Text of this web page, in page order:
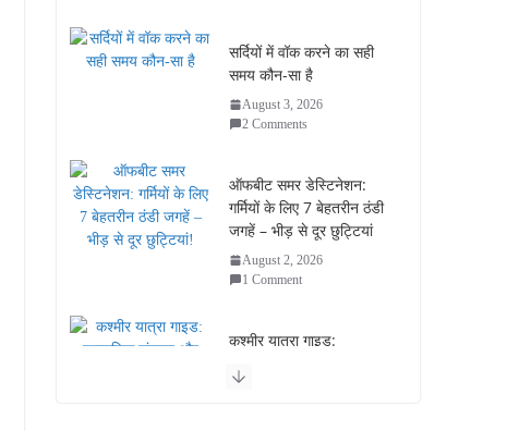
सर्दियों में वॉक करने का सही
समय कौन-सा है
August 3, 2026
2 Comments
ऑफबीट समर डेस्टिनेशन:
गर्मियों के लिए 7 बेहतरीन ठंडी
जगहें – भीड़ से दूर छुट्टियां
August 2, 2026
1 Comment
कश्मीर यात्रा गाइड:
स्वादिष्ट भोजन का अनूठा संगम